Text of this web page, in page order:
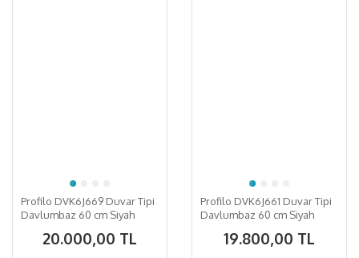
Profilo DVK6J669 Duvar Tipi
Davlumbaz 60 cm Siyah
20.000,00 TL
Profilo DVK6J661 Duvar Tipi
Davlumbaz 60 cm Siyah
19.800,00 TL